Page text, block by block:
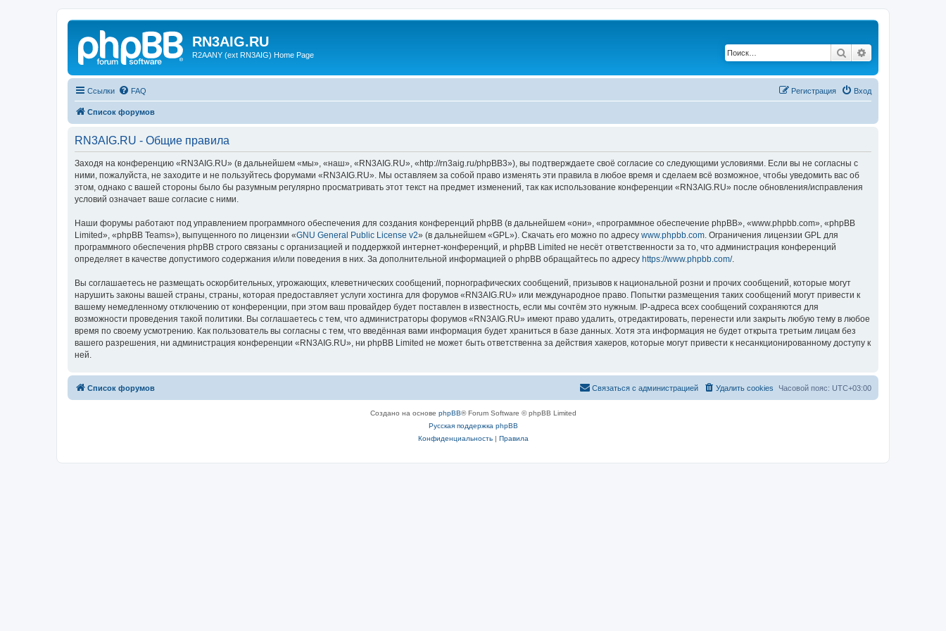
RN3AIG.RU
R2AANY (ext RN3AIG) Home Page Поиск
Ссылки FAQ Вход
Регистрация
Список форумов
RN3AIG.RU - Общие правила
Заходя на конференцию «RN3AIG.RU» (в дальнейшем «мы», «наш», «RN3AIG.RU», «http://rn3aig.ru/phpBB3»), вы подтверждаете своё согласие со следующими условиями. Если вы не согласны с
ними, пожалуйста, не заходите и не пользуйтесь форумами «RN3AIG.RU». Мы оставляем за собой право изменять эти правила в любое время и сделаем всё возможное, чтобы уведомить вас об
этом, однако с вашей стороны было бы разумным регулярно просматривать этот текст на предмет изменений, так как использование конференции «RN3AIG.RU» после обновления/исправления
условий означает ваше согласие с ними.
Наши форумы работают под управлением программного обеспечения для создания конференций phpBB (в дальнейшем «они», «программное обеспечение phpBB», «www.phpbb.com», «phpBB
Limited», «phpBB Teams»), выпущенного по лицензии «GNU General Public License v2» (в дальнейшем «GPL»). Скачать его можно по адресу www.phpbb.com . Ограничения лицензии GPL для
программного обеспечения phpBB строго связаны с организацией и поддержкой интернет-конференций, и phpBB Limited не несёт ответственности за то, что администрация конференций
определяет в качестве допустимого содержания и/или поведения в них. За дополнительной информацией о phpBB обращайтесь по адресу https://www.phpbb.com/.
Вы соглашаетесь не размещать оскорбительных, угрожающих, клеветнических сообщений, порнографических сообщений, призывов к национальной розни и прочих сообщений, которые могут
нарушить законы вашей страны, страны, которая предоставляет услуги хостинга для форумов «RN3AIG.RU» или международное право. Попытки размещения таких сообщений могут привести к
вашему немедленному отключению от конференции, при этом ваш провайдер будет поставлен в известность, если мы сочтём это нужным. IP-адреса всех сообщений сохраняются для
возможности проведения такой политики. Вы соглашаетесь с тем, что администраторы форумов «RN3AIG.RU» имеют право удалить, отредактировать, перенести или закрыть любую тему в любое
время по своему усмотрению. Как пользователь вы согласны с тем, что введённая вами информация будет храниться в базе данных. Хотя эта информация не будет открыта третьим лицам без
вашего разрешения, ни администрация конференции «RN3AIG.RU», ни phpBB Limited не может быть ответственна за действия хакеров, которые могут привести к несанкционированному доступу к
ней.
Список форумов Часовой пояс: UTC+03:00
Удалить cookies
Связаться с администрацией
Создано на основе phpBB® Forum Software © phpBB Limited
Русская поддержка phpBB
Конфиденциальность| Правила